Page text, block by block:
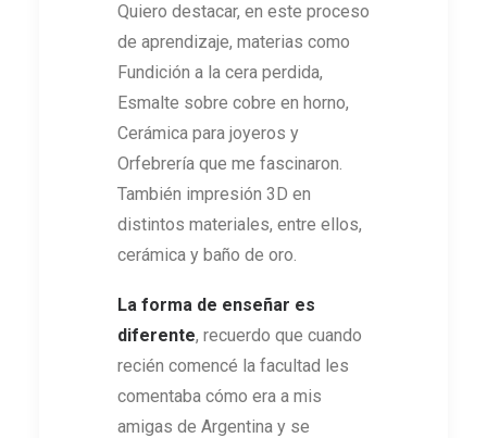
Quiero destacar, en este proceso
de aprendizaje, materias como
Fundición a la cera perdida,
Esmalte sobre cobre en horno,
Cerámica para joyeros y
Orfebrería que me fascinaron.
También impresión 3D en
distintos materiales, entre ellos,
cerámica y baño de oro.
La forma de enseñar es
diferente, recuerdo que cuando
recién comencé la facultad les
comentaba cómo era a mis
amigas de Argentina y se